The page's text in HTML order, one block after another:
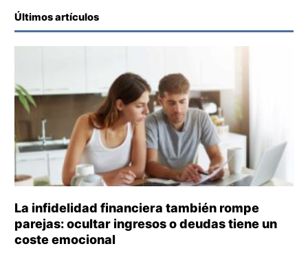
Últimos artículos
La infidelidad financiera también rompe
parejas: ocultar ingresos o deudas tiene un
coste emocional